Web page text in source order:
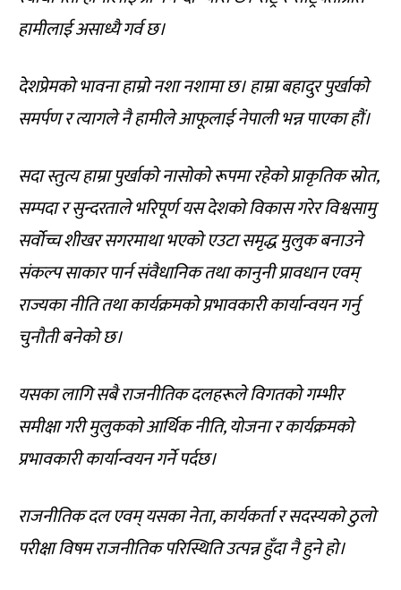
हामीलाई असाध्यै गर्व छ।
देशप्रेमको भावना हाम्रो नशा नशामा छ। हाम्रा बहादुर पुर्खाको
समर्पण र त्यागले नै हामीले आफूलाई नेपाली भन्न पाएका हौं।
सदा स्तुत्य हाम्रा पुर्खाको नासोको रूपमा रहेको प्राकृतिक स्रोत,
सम्पदा र सुन्दरताले भरिपूर्ण यस देशको विकास गरेर विश्वसामु
सर्वोच्च शीखर सगरमाथा भएको एउटा समृद्ध मुलुक बनाउने
संकल्प साकार पार्न संवैधानिक तथा कानुनी प्रावधान एवम्
राज्यका नीति तथा कार्यक्रमको प्रभावकारी कार्यान्वयन गर्नु
चुनौती बनेको छ।
यसका लागि सबै राजनीतिक दलहरूले विगतको गम्भीर
समीक्षा गरी मुलुकको आर्थिक नीति, योजना र कार्यक्रमको
प्रभावकारी कार्यान्वयन गर्ने पर्दछ।
राजनीतिक दल एवम् यसका नेता, कार्यकर्ता र सदस्यको ठुलो
परीक्षा विषम राजनीतिक परिस्थिति उत्पन्न हुँदा नै हुने हो।